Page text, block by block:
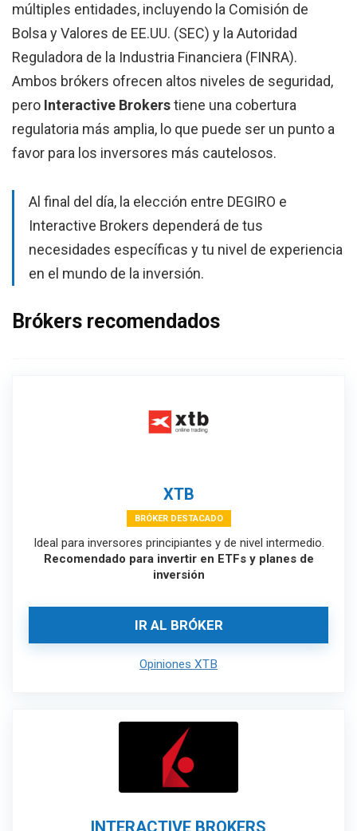
múltiples entidades, incluyendo la Comisión de
Bolsa y Valores de EE.UU. (SEC) y la Autoridad
Reguladora de la Industria Financiera (FINRA).
Ambos brókers ofrecen altos niveles de seguridad,
pero Interactive Brokerstiene una cobertura
regulatoria más amplia, lo que puede ser un punto a
favor para los inversores más cautelosos.
Al final del día, la elección entre DEGIRO e
Interactive Brokers dependerá de tus
necesidades específicas y tu nivel de experiencia
en el mundo de la inversión.
Brókers recomendados
XTB
BRÓKER DESTACADO
Ideal para inversores principiantes y de nivel intermedio.
Recomendado para invertir en ETFs y planes de
inversión
IR AL BRÓKER
Opiniones XTB
INTERACTIVE BROKERS